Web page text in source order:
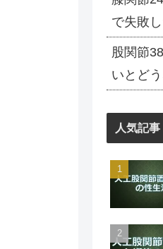
で失敗
股関節
いとど
人気記事